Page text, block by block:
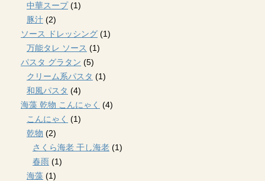
中華スープ(1)
豚汁 (2)
ソース ドレッシング (1)
万能タレ ソース (1)
パスタ グラタン (5)
クリーム系パスタ (1)
和風パスタ (4)
海藻 乾物 こんにゃく (4)
こんにゃく (1)
乾物 (2)
さくら海老 干し海老 (1)
春雨 (1)
海藻 (1)